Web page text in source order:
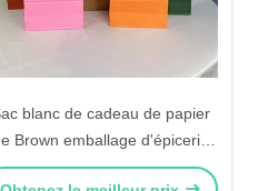
blanc de cadeau de papier
Brown emballage d'épicerie
avec la poignée